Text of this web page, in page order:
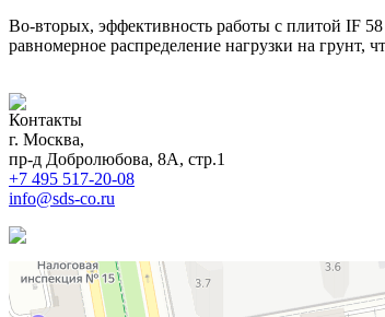
Во-вторых, эффективность работы с плитой IF
равномерное распределение нагрузки на грунт,
Контакты
г. Москва,
пр-д Добролюбова, 8А, стр.1
+7 495 517-20-08
info@sds-co.ru